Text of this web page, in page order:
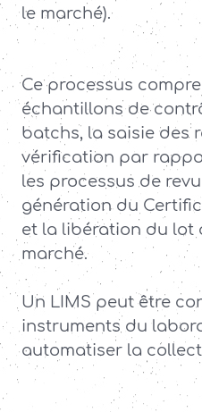
le marché).
Ce processus
échantillons de
batchs, la saisie des
vérification par
les processus de
génération du
et la libération du lot
marché.
Un LIMS peut être
instruments du
automatiser la